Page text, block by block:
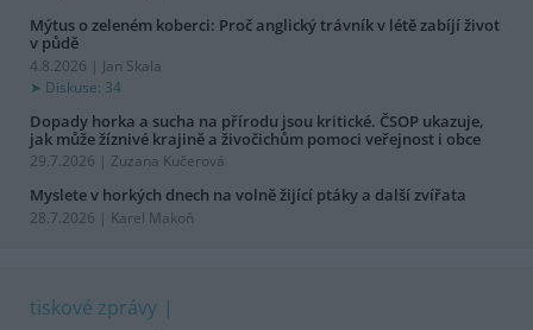
Mýtus o zeleném koberci: Proč anglický trávník v létě zabíjí život
v půdě
4.8.2026 | Jan Skala
Diskuse: 34
Dopady horka a sucha na přírodu jsou kritické. ČSOP ukazuje,
jak může žíznivé krajině a živočichům pomoci veřejnost i obce
29.7.2026 | Zuzana Kučerová
Myslete v horkých dnech na volně žijící ptáky a další zvířata
28.7.2026 | Karel Makoň
tiskové zprávy